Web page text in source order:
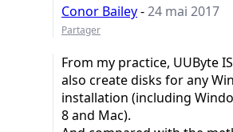
Conor Bailey-24 mai 2017
Partager
From my practice, UUByte
also create disks for any
installation (including
8 and Mac).